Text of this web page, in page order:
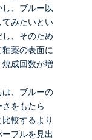
、ブルー以
みたいとい
、そのため
薬の表面に
成回数が増
、ブルーの
をもたら
較するより
プルを見出